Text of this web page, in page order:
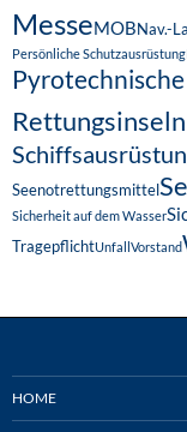
MesseMOBNav.-
Persönliche Schutzausrüstung
Rettungsinseln
Seenotrettungsmittel
Sicherheit auf dem Wasser
TragepflichtUnfall Vorstand
HOME